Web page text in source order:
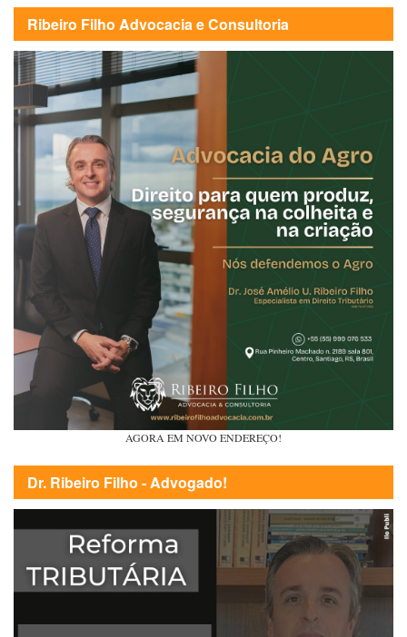
Ribeiro Filho Advocacia e Consultoria
AGORA EM NOVO ENDEREÇO!
Dr. Ribeiro Filho - Advogado!